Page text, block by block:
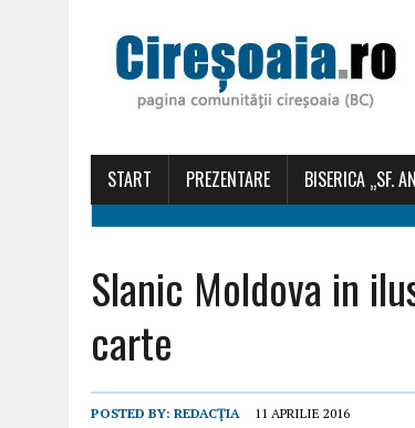
START PREZENTARE BISERICA „SF.
Slanic Moldova in
carte
POSTED BY: REDACȚIA 11 APRILIE 2016